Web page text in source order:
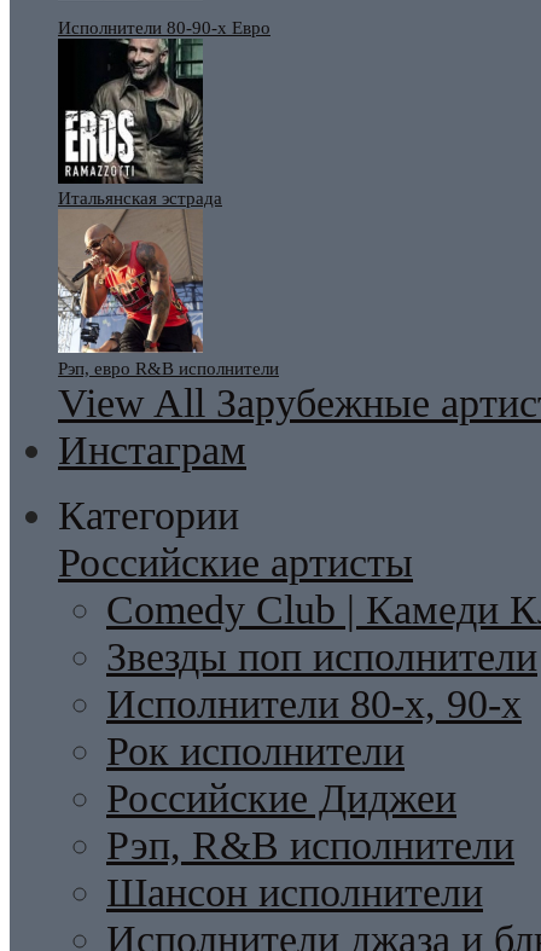
Исполнители 80-90-х Евро
Итальянская эстрада
Рэп, евро R&B исполнители
View All Зарубежные
Инстаграм
Категории
Российские артисты
Comedy Club | Камеди
Звезды поп исполнители
Исполнители 80-х, 90-х
Рок исполнители
Российские Диджеи
Рэп, R&B исполнители
Шансон исполнители
Исполнители джаза и